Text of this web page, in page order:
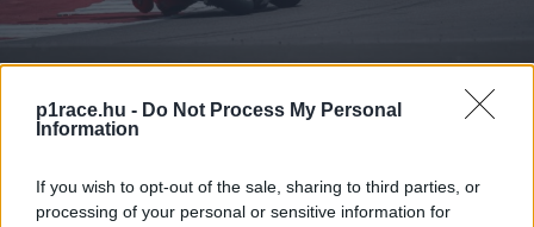
p1race.hu - Do Not Process My Personal
Information
If you wish to opt-out of the sale, sharing to third parties, or
processing of your personal or sensitive information for